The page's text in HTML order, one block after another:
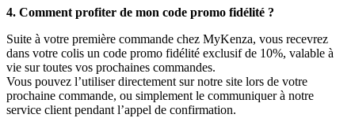
4. Comment profiter de mon code promo fidélité ?
Suite à votre première commande chez MyKenza, vous recevrez
dans votre colis un code promo fidélité exclusif de 10%, valable à
vie sur toutes vos prochaines commandes.
Vous pouvez l’utiliser directement sur notre site lors de votre
prochaine commande, ou simplement le communiquer à notre
service client pendant l’appel de confirmation.